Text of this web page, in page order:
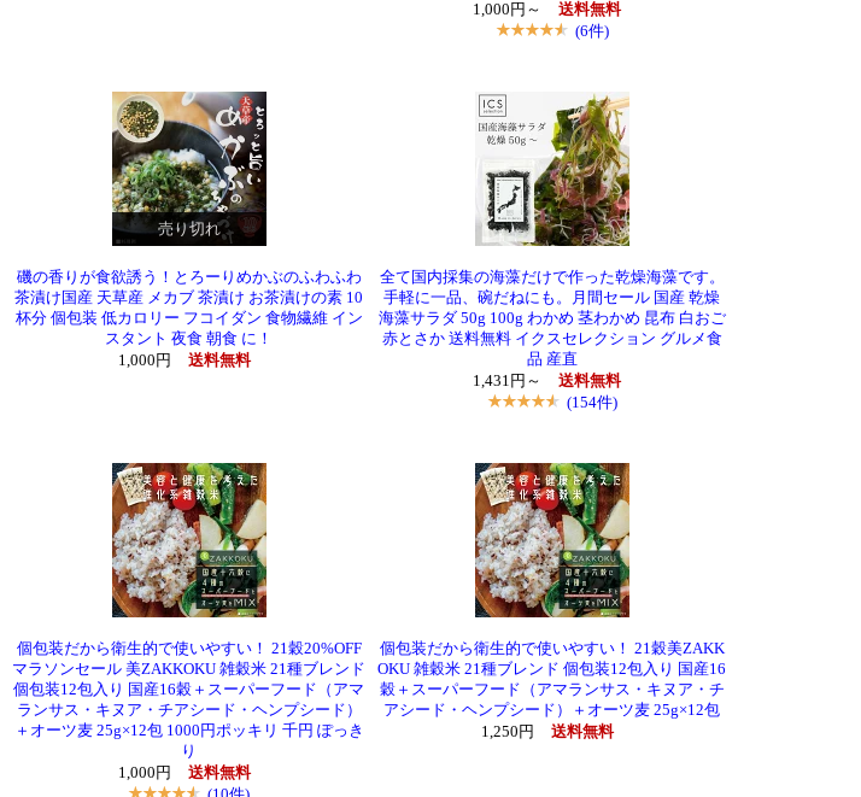
1,000円～
送料無料
(6件)
売り切れ
磯の香りが食欲誘う！とろーりめかぶのふわふわ
茶漬け国産 天草産 メカブ 茶漬け お茶漬けの素 10
杯分 個包装 低カロリー フコイダン 食物繊維 イン
スタント 夜食 朝食 に！
1,000円
送料無料
全て国内採集の海藻だけで作った乾燥海藻です。
手軽に一品、碗だねにも。月間セール 国産 乾燥
海藻サラダ 50g 100g わかめ 茎わかめ 昆布 白おご
赤とさか 送料無料 イクスセレクション グルメ食
品 産直
1,431円～
送料無料
(154件)
個包装だから衛生的で使いやすい！ 21穀20%OFF
マラソンセール 美ZAKKOKU 雑穀米 21種ブレンド
個包装12包入り 国産16穀＋スーパーフード（アマ
ランサス・キヌア・チアシード・ヘンプシード）
＋オーツ麦 25g×12包 1000円ポッキリ 千円 ぽっき
り
1,000円
送料無料
個包装だから衛生的で使いやすい！ 21穀美ZAKK
OKU 雑穀米 21種ブレンド 個包装12包入り 国産16
穀＋スーパーフード（アマランサス・キヌア・チ
アシード・ヘンプシード）＋オーツ麦 25g×12包
1,250円
送料無料